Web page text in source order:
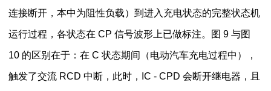
连接断开，本中为阻性负载）到进入充电状态的完整状态机
运行过程，各状态在 CP 信号波形上已做标注。图 9 与图
10 的区别在于：在 C 状态期间（电动汽车充电过程中），
触发了交流 RCD 中断，此时，IC - CPD 会断开继电器，且